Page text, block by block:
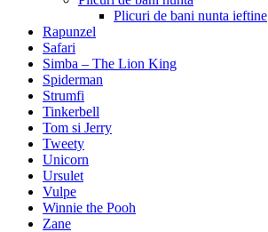
Plicuri de bani nunta ieftine
Rapunzel
Safari
Simba – The Lion King
Spiderman
Strumfi
Tinkerbell
Tom si Jerry
Tweety
Unicorn
Ursulet
Vulpe
Winnie the Pooh
Zane